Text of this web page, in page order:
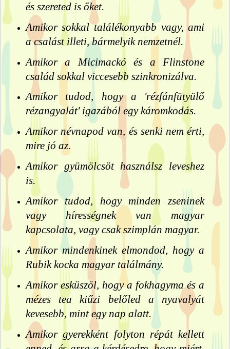
és szereted is őket.
Amikor sokkal találékonyabb vagy, ami
a csalást illeti, bármelyik nemzetnél.
Amikor a Micimackó és a Flinstone
család sokkal viccesebb szinkronizálva.
Amikor tudod, hogy a 'rézfánfütyülő
rézangyalát' igazából egy káromkodás.
Amikor névnapod van, és senki nem érti,
mire jó az.
Amikor gyümölcsöt használsz leveshez
is.
Amikor tudod, hogy minden zseninek
vagy hírességnek van magyar
kapcsolata, vagy csak szimplán magyar.
Amikor mindenkinek elmondod, hogy a
Rubik kocka magyar találmány.
Amikor esküszöl, hogy a fokhagyma és a
mézes tea kiűzi belőled a nyavalyát
kevesebb, mint egy nap alatt.
Amikor gyerekként folyton répát kellett